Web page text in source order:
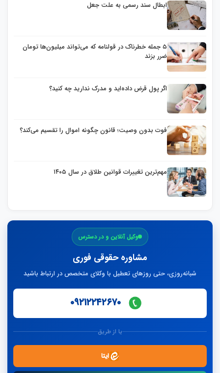
ابطال سند رسمی به علت جعل
۵ جمله خطرناک در قولنامه که می‌تواند میلیون‌ها تومان
ضرر بزند
اگر پول قرض داده‌اید و مدرک ندارید چه کنید؟
فوت بدون وصیت؛ قانون چگونه اموال را تقسیم می‌کند؟
مهم‌ترین تغییرات قوانین طلاق در سال ۱۴۰۵
وکیل آنلاین و در دسترس
مشاوره حقوقی فوری
شبانه‌روزی، حتی روزهای تعطیل با وکلای متخصص در ارتباط باشید
۰۹۲۱۲۲۴۲۶۷۰
یا از طریق
ایتا